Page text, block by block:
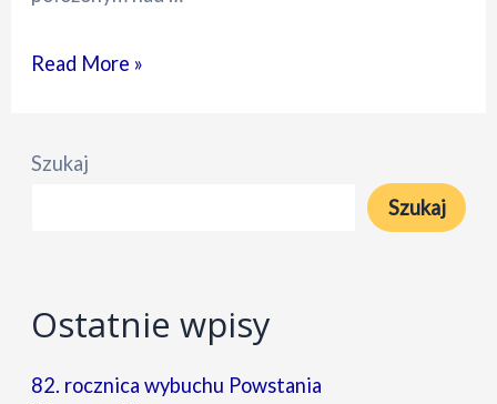
Wyjazd
Litwę
zostaną
długo
Read More »
Szukaj
Szukaj
Ostatnie wpisy
82. rocznica wybuchu Powstania